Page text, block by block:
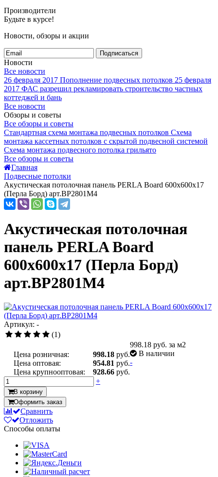
Производители
Будьте в курсе!
Новости, обзоры и акции
Подписаться
Новости
Все новости
26 февраля 2017 Пополнение подвесных потолков 25 февраля
2017 ФАС разрешил рекламировать строительство частных
коттеджей и бань
Все новости
Обзоры и советы
Все обзоры и советы
Стандартная схема монтажа подвесных потолков Схема
монтажа кассетных потолков с скрытой подвесной системой
Схема монтажа подвесного потолка грильято
Все обзоры и советы
Главная
Подвесные потолки
Акустическая потолочная панель PERLA Board 600x600x17
(Перла Борд) арт.BP2801M4
Акустическая потолочная
панель PERLA Board
600x600x17 (Перла Борд)
арт.BP2801M4
Артикул: -
(1)
Цена розничная: 998.18 руб.
Цена оптовая:
954.81 руб.
Цена крупнооптовая:
928.66 руб.
998.18 руб. за м2
В наличии
-
+
В корзину
Оформить заказ
Сравнить
Отложить
Способы оплаты